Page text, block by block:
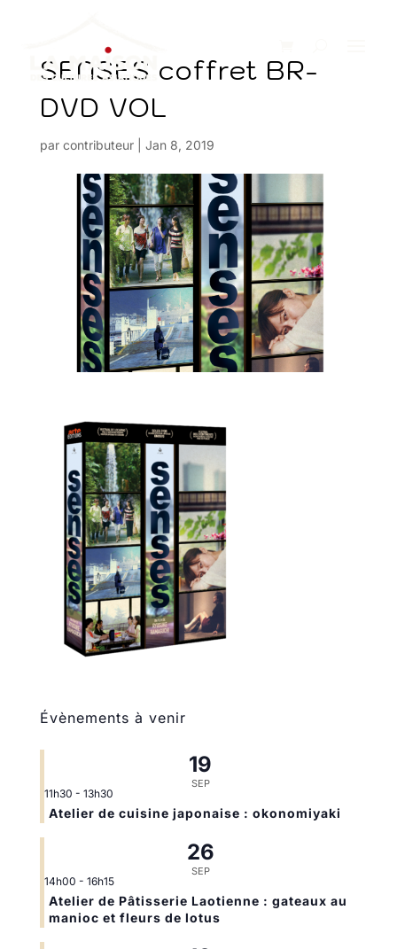
SENSES coffret BR-
DVD VOL
par contributeur| Jan 8, 2019
Évènements à venir
19
SEP
11h30 - 13h30
Atelier de cuisine japonaise : okonomiyaki
26
SEP
14h00 - 16h15
Atelier de Pâtisserie Laotienne : gateaux au
manioc et fleurs de lotus